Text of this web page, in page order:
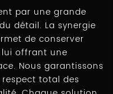
par une grande
détail. La synergie
de conserver
offrant une
Nous garantissons
total des